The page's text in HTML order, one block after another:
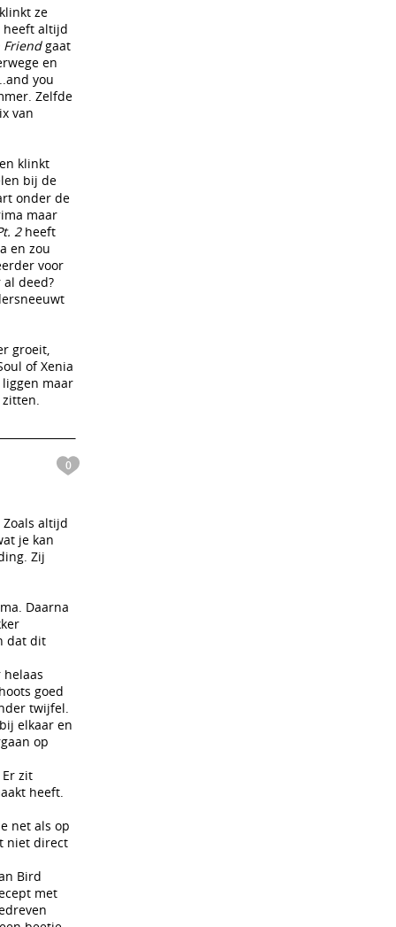
ze
heeft altijd
Friendgaat
en
you
Zelfde
van
klinkt
bij de
onder de
maar
2heeft
en zou
voor
deed?
groeit,
of Xenia
maar
0
altijd
je kan
Zij
Daarna
dat dit
goed
twijfel.
elkaar en
op
zit
heeft.
net als op
niet direct
Bird
met